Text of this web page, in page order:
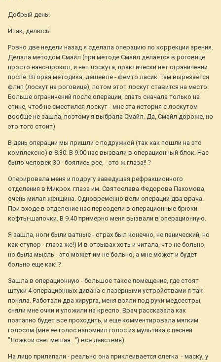
Добрый день!
Итак, делюсь!
Ровно две недели назад я сделала операцию по коррекции зрения.
Делала методом Смайл (при методе Смайл делается в роговице
просто нано-прокол, и нет лоскута, практически нет ограничений
после. Вторая методика, дешевле - фемто ласик. Там вырезается
флип (лоскут на роговице), потом этот лоскут ставится на место.
Больше ограничений после операции, спать сначала только на
спине, чтоб не сместился лоскут - мне эта история с лоскутом
вообще не зашла, поэтому я выбрала Смайл. Да, Смайл дороже, но
это того стоит)
В день операции мы пришли с подружкой (так как пошли на это
комплексно) в 8.30. В 9.00 нас вызвали в операционный блок. Нас
было человек 30 - боялись все, - это ж глаза!! ?
Оперировала меня и подругу заведущая рефракционного
отделения в Микрох. глаза им. Святослава Федорова Пахомова,
очень милая женщина. Одновременно вели операции два врача.
При входе в отделение нас переодели в операционные брюки-
кофты-шапочки. В 9.40 примерно меня вызвали в операционную.
Я зашла, ноги были ватные - страх был конечно, не панический, но
как ступор - глаза же!) И в отзывах хоть и читала, что не больно,
но была мысль - это может им не больно, а мне может и будет
больно еще как! ?
Зашла в операционную - большое такое помещение, где стоят
штуки 4 операционных дивана с лазерными устройствами я так
поняла. Работали два хирурга, меня взяли под руки медсестры,
сняли мне очки и уложили на кресло. Врач рассказала как
поэтапно будет все проходить, и еще комментировала мягким
голосом (мне ее голос напомнил голос из мультика с песней
"Ложкой снег мешая...") все действия)
На лицо приляпали - реально она приклеивается слегка - маску, у